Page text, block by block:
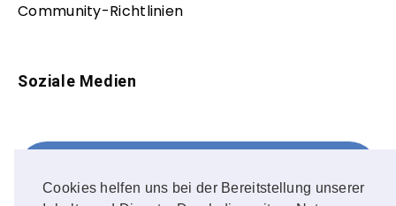
Cookies helfen uns bei der Bereitstellung unserer
Community-Richtlinien
Soziale Medien
FOLLOW ME!